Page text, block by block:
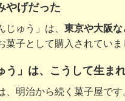
やげだった
じゅう」は、 東京や大阪
菓子として購入されていま
う」は、こうして生ま
、明治から続く菓子屋で